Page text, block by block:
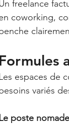
freelance
coworking,
Formules
espaces de
besoins variés
Le poste